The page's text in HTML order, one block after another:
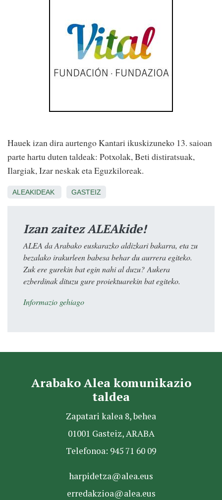
Hauek izan dira aurtengo Kantari ikuskizuneko 13. saioan
parte hartu duten taldeak: Potxolak, Beti distiratsuak,
Ilargiak, Izar neskak eta Eguzkiloreak.
ALEAKIDEAK GASTEIZ
Izan zaitez ALEAkide!
ALEA da Arabako euskarazko aldizkari bakarra, eta zu
bezalako irakurleen babesa behar du aurrera egiteko.
Zuk ere gurekin bat egin nahi al duzu? Aukera
ezberdinak dituzu gure proiektuarekin bat egiteko.
Informazio gehiago
Arabako Alea komunikazio
taldea
Zapatari kalea 8, behea
01001 Gasteiz, ARABA
Telefonoa: 945 71 60 09
harpidetza@alea.eus
erredakzioa@alea.eus